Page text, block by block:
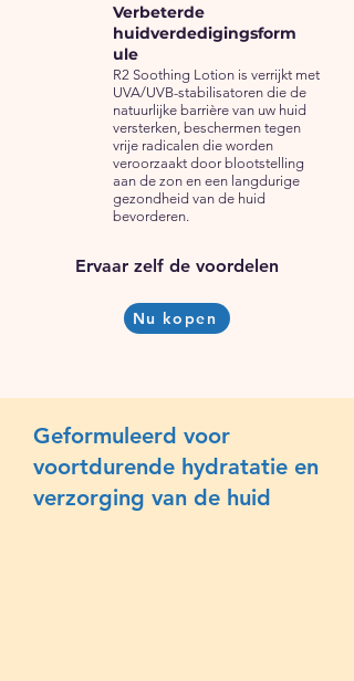
Verbeterde
huidverdedigingsform
ule
R2 Soothing Lotion is verrijkt met
UVA/UVB-stabilisatoren die de
natuurlijke barrière van uw huid
versterken, beschermen tegen
vrije radicalen die worden
veroorzaakt door blootstelling
aan de zon en een langdurige
gezondheid van de huid
bevorderen.
Ervaar zelf de voordelen
Nu kopen
Geformuleerd voor
voortdurende hydratatie en
verzorging van de huid